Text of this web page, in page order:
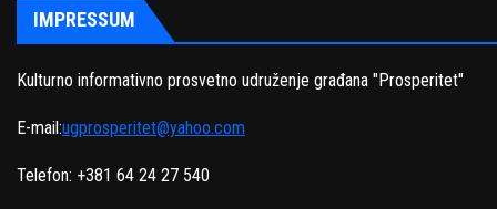
IMPRESSUM
Kulturno informativno prosvetno udruženje građana "Prosperitet"
E-mail:ugprosperitet@yahoo.com
Telefon: +381 64 24 27 540